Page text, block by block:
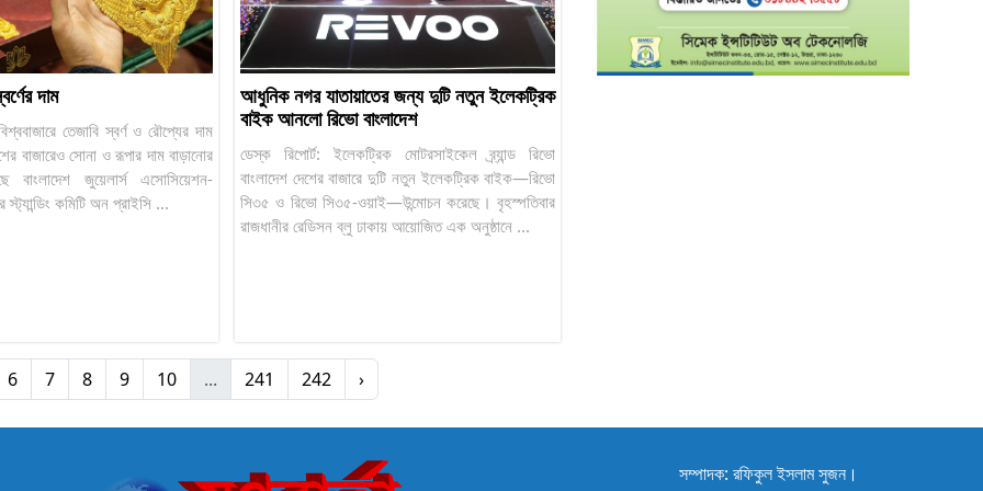
দাম
বিশ্ববাজারে তেজাবি স্বর্ণ ও রৌপ্যের দাম
বাজারেও সোনা ও রূপার দাম বাড়ানোর
বাংলাদেশ জুয়েলার্স এসোসিয়েশন-
কমিটি অন প্রাইসি ...
আধুনিক নগর যাতায়াতের জন্য দুটি নতুন ইলেকট্রিক
বাইক আনলো রিভো বাংলাদেশ
ডেস্ক রিপোর্ট: ইলেকট্রিক মোটরসাইকেল ব্র্যান্ড রিভো
বাংলাদেশ দেশের বাজারে দুটি নতুন ইলেকট্রিক বাইক—রিভো
সি৩৫ ও রিভো সি৩৫-ওয়াই—উন্মোচন করেছে। বৃহস্পতিবার
রাজধানীর রেডিসন ব্লু ঢাকায় আয়োজিত এক অনুষ্ঠানে ...
6 7 8 9 10 ... 241 242 ›
সম্পাদক: রফিকুল ইসলাম সুজন।